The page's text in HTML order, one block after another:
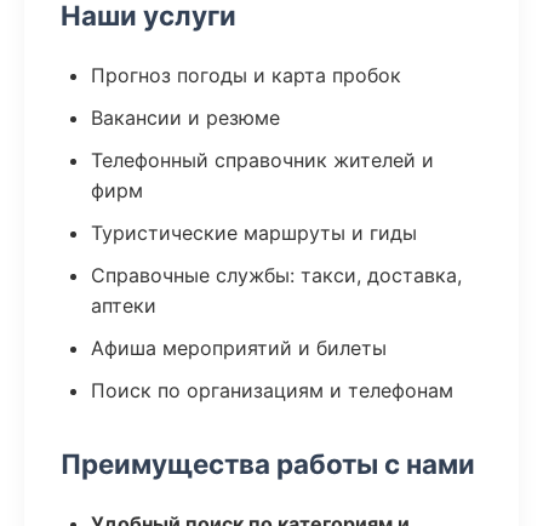
Наши услуги
Прогноз погоды и карта пробок
Вакансии и резюме
Телефонный справочник жителей и
фирм
Туристические маршруты и гиды
Справочные службы: такси, доставка,
аптеки
Афиша мероприятий и билеты
Поиск по организациям и телефонам
Преимущества работы с нами